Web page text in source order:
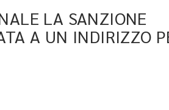
LA SANZIONE
A UN INDIRIZZO